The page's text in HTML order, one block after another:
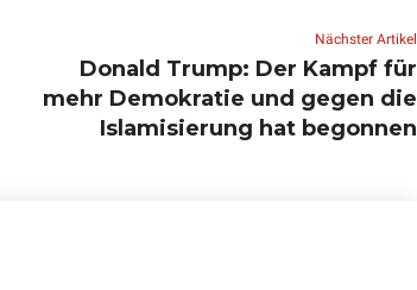
Nächster Artikel
Donald Trump: Der Kampf für
mehr Demokratie und gegen die
Islamisierung hat begonnen